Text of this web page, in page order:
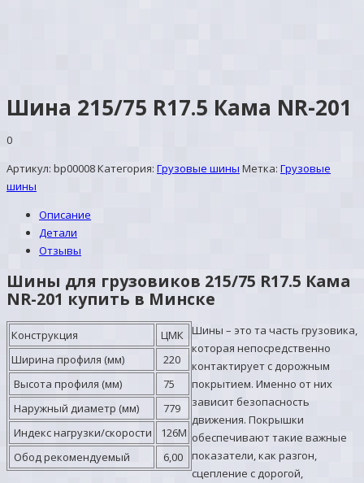
Шина 215/75 R17.5 Кама NR-201
0
Артикул: bp00008Категория: Грузовые шины Метка: Грузовые
шины
Описание
Детали
Отзывы
Шины для грузовиков 215/75 R17.5 Кама
NR-201 купить в Минске
Конструкция
ЦМК
Ширина профиля (мм)
220
Высота профиля (мм)
75
Наружный диаметр (мм)
779
Индекс нагрузки/скорости
126М
Обод рекомендуемый
6,00
Шины – это та часть грузовика,
которая непосредственно
контактирует с дорожным
покрытием. Именно от них
зависит безопасность
движения. Покрышки
обеспечивают такие важные
показатели, как разгон,
сцепление с дорогой,